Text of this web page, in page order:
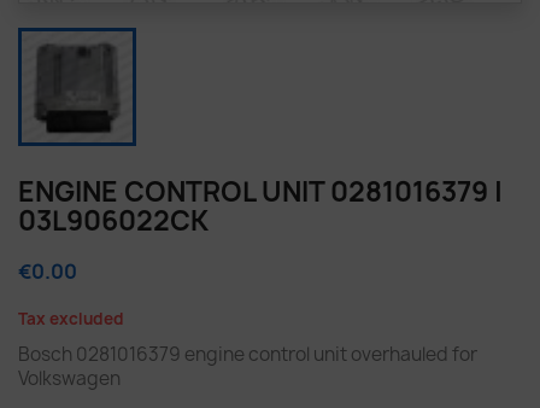
ENGINE CONTROL UNIT 0281016379 |
03L906022CK
€0.00
Tax excluded
Bosch 0281016379 engine control unit overhauled for
Volkswagen